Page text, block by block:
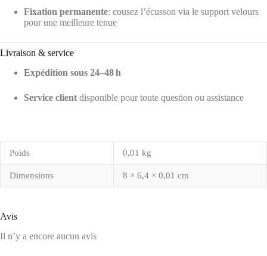
Fixation permanente: cousez l’écusson via le support velours
pour une meilleure tenue
Livraison & service
Expédition sous 24–48 h
Service client disponible pour toute question ou assistance
Poids 0,01 kg
Dimensions 8 × 6,4 × 0,01 cm
Avis
Il n’y a encore aucun avis